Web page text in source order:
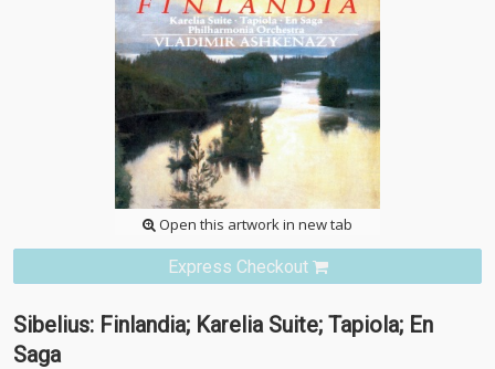
Open this artwork in new tab
Express Checkout
Sibelius: Finlandia; Karelia Suite; Tapiola; En
Saga